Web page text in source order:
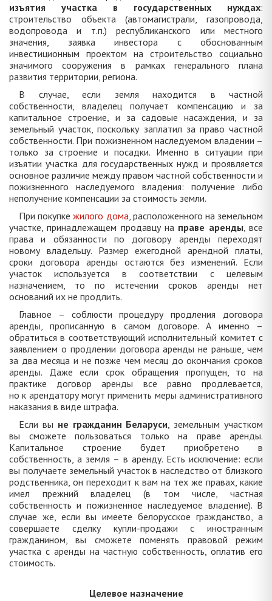
изъятия участка в государственных нуждах:
строительство объекта (автомагистрали, газопровода,
водопровода и т.п.) республиканского или местного
значения, заявка инвестора с обоснованным
инвестиционным проектом на строительство социально
значимого сооружения в рамках генерального плана
развития территории, региона.
В случае, если земля находится в частной
собственности, владелец получает компенсацию и за
капитальное строение, и за садовые насаждения, и за
земельный участок, поскольку заплатил за право частной
собственности. При пожизненном наследуемом владении –
только за строение и посадки. Именно в ситуации при
изъятии участка для государственных нужд и проявляется
основное различие между правом частной собственности и
пожизненного наследуемого владения: получение либо
неполучение компенсации за стоимость земли.
При покупкежилого дома, расположенного на земельном
участке, принадлежащем продавцу на праве аренды, все
права и обязанности по договору аренды переходят
новому владельцу. Размер ежегодной арендной платы,
сроки договора аренды остаются без изменений. Если
участок используется в соответствии с целевым
назначением, то по истечении сроков аренды нет
оснований их не продлить.
Главное – соблюсти процедуру продления договора
аренды, прописанную в самом договоре. А именно –
обратиться в соответствующий исполнительный комитет с
заявлением о продлении договора аренды не раньше, чем
за два месяца и не позже чем месяц до окончания сроков
аренды. Даже если срок обращения пропущен, то на
практике договор аренды все равно продлевается,
но к арендатору могут применить меры административного
наказания в виде штрафа.
Если вы не гражданин Беларуси, земельным участком
вы сможете пользоваться только на праве аренды.
Капитальное строение будет приобретено в
собственность, а земля – в аренду. Есть исключение: если
вы получаете земельный участок в наследство от близкого
родственника, он переходит к вам на тех же правах, какие
имел прежний владелец (в том числе, частная
собственность и пожизненное наследуемое владение). В
случае же, если вы имеете белорусское гражданство, а
совершаете сделку купли-продажи с иностранным
гражданином, вы сможете поменять правовой режим
участка с аренды на частную собственность, оплатив его
стоимость.
Целевое назначение